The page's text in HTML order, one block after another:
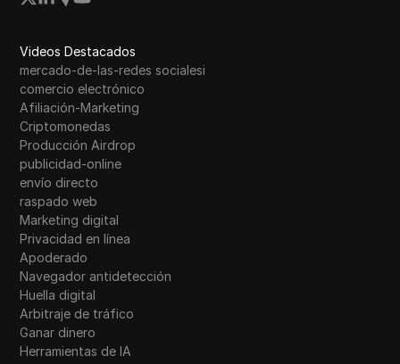
Videos Destacados
mercado-de-las-redes socialesi
comercio electrónico
Afiliación-Marketing
Criptomonedas
Producción Airdrop
publicidad-online
envío directo
raspado web
Marketing digital
Privacidad en línea
Apoderado
Navegador antidetección
Huella digital
Arbitraje de tráfico
Ganar dinero
Herramientas de IA